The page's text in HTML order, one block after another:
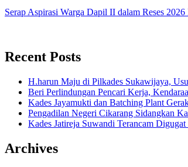
Serap Aspirasi Warga Dapil II dalam Reses
Recent Posts
H.harun Maju di Pilkades Sukawijaya,
Beri Perlindungan Pencari Kerja,
Kades Jayamukti dan Batching Plant
Pengadilan Negeri Cikarang Sidangkan
Kades Jatireja Suwandi Terancam
Archives